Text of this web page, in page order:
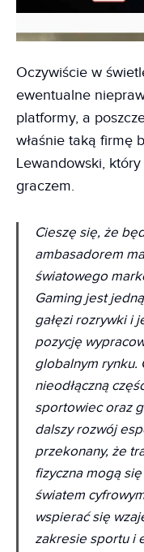
Oczywiście w
ewentualne
platformy, a
właśnie taką firmę
Lewandowski,
graczem.
Cieszę się, że
ambasadorem
światowego
Gaming jest
gałęzi rozrywki i
pozycję
globalnym rynku.
nieodłączną
sportowiec oraz
dalszy rozwój
przekonany, że
fizyczna mogą
światem
wspierać się
zakresie sportu i